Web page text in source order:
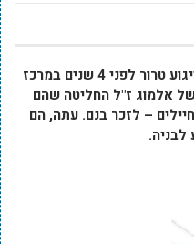
סיפור הירצחו של אלמוג שילוני בפיגוע טרור לפני 4 שנים במרכז
אלמוג ז"ל החליטה שהם
– לזכר בנם. עתה, הם
לבניה.